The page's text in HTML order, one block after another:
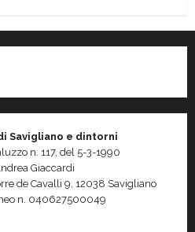
Savigliano e dintorni
n. 117, del 5-3-1990
Giaccardi
de Cavalli 9, 12038 Savigliano
n. 040627500049